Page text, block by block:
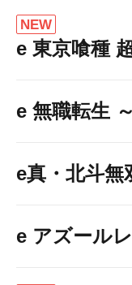
NEW
e 東京喰種
e 無職転生
e真・北斗無
e アズール